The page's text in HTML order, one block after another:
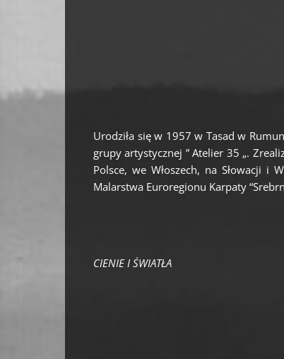
Urodziła się w 1957 w Tasad w
grupy artystycznej ” Atelier 35 „.
Polsce, we Włoszech, na Słowacji
Malarstwa Euroregionu Karpaty
CIENIE I ŚWIATŁA